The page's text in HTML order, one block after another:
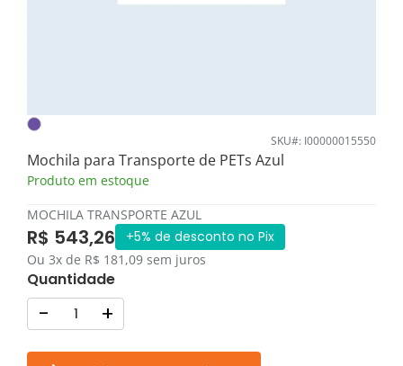
SKU#: I00000015550
Mochila para Transporte de PETs Azul
Produto em estoque
MOCHILA TRANSPORTE AZUL
R$ 543,26 +5% de desconto no Pix
Ou 3x de R$ 181,09 sem juros
Quantidade
- +